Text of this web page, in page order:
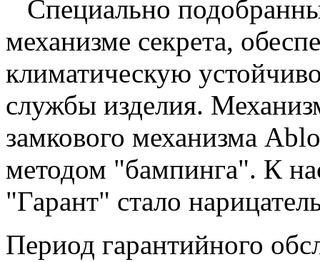
Специально
механизме секрета,
климатическую
службы изделия.
замкового механизма
методом "бампинга". К
"Гарант" стало
Период гарантийного